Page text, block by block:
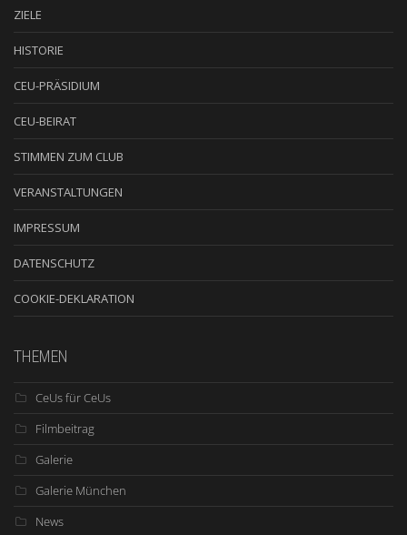
ZIELE
HISTORIE
CEU-PRÄSIDIUM
CEU-BEIRAT
STIMMEN ZUM CLUB
VERANSTALTUNGEN
IMPRESSUM
DATENSCHUTZ
COOKIE-DEKLARATION
THEMEN
CeUs für CeUs
Filmbeitrag
Galerie
Galerie München
News